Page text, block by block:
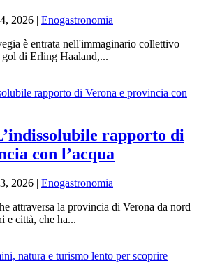
2026 | Enogastronomia
è entrata nell'immaginario collettivo
di Erling Haaland,...
rapporto di
con l’acqua
2026 | Enogastronomia
attraversa la provincia di Verona da nord
e città, che ha...